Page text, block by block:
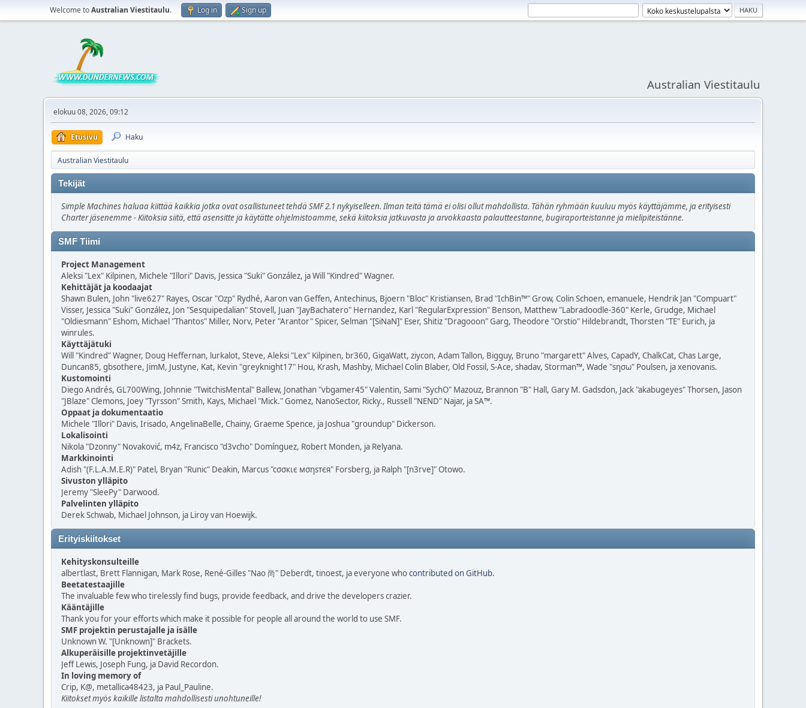
Welcome toAustralian Viestitaulu. Log in Sign up
Australian Viestitaulu
elokuu 08, 2026, 09:12
Etusivu Haku
Australian Viestitaulu
Tekijät
Simple Machines haluaa kiittää kaikkia jotka ovat osallistuneet tehdä SMF 2.1 nykyiselleen. Ilman teitä tämä ei olisi ollut mahdollista. Tähän ryhmään kuuluu myös käyttäjämme, ja erityisesti
Charter jäsenemme - Kiitoksia siitä, että asensitte ja käytätte ohjelmistoamme, sekä kiitoksia jatkuvasta ja arvokkaasta palautteestanne, bugiraporteistanne ja mielipiteistänne.
SMF Tiimi
Project Management
Aleksi "Lex" Kilpinen, Michele "Illori" Davis, Jessica "Suki" González, ja Will "Kindred" Wagner.
Kehittäjät ja koodaajat
Shawn Bulen, John "live627" Rayes, Oscar "Ozp" Rydhé, Aaron van Geffen, Antechinus, Bjoern "Bloc" Kristiansen, Brad "IchBin™" Grow, Colin Schoen, emanuele, Hendrik Jan "Compuart"
Visser, Jessica "Suki" González, Jon "Sesquipedalian" Stovell, Juan "JayBachatero" Hernandez, Karl "RegularExpression" Benson, Matthew "Labradoodle-360" Kerle, Grudge, Michael
"Oldiesmann" Eshom, Michael "Thantos" Miller, Norv, Peter "Arantor" Spicer, Selman "[SiNaN]" Eser, Shitiz "Dragooon" Garg, Theodore "Orstio" Hildebrandt, Thorsten "TE" Eurich, ja
winrules.
Käyttäjätuki
Will "Kindred" Wagner, Doug Heffernan, lurkalot, Steve, Aleksi "Lex" Kilpinen, br360, GigaWatt, ziycon, Adam Tallon, Bigguy, Bruno "margarett" Alves, CapadY, ChalkCat, Chas Large,
Duncan85, gbsothere, JimM, Justyne, Kat, Kevin "greyknight17" Hou, Krash, Mashby, Michael Colin Blaber, Old Fossil, S-Ace, shadav, Storman™, Wade "sησω" Poulsen, ja xenovanis.
Kustomointi
Diego Andrés, GL700Wing, Johnnie "TwitchisMental" Ballew, Jonathan "vbgamer45" Valentin, Sami "SychO" Mazouz, Brannon "B" Hall, Gary M. Gadsdon, Jack "akabugeyes" Thorsen, Jason
"JBlaze" Clemons, Joey "Tyrsson" Smith, Kays, Michael "Mick." Gomez, NanoSector, Ricky., Russell "NEND" Najar, ja SA™.
Oppaat ja dokumentaatio
Michele "Illori" Davis, Irisado, AngelinaBelle, Chainy, Graeme Spence, ja Joshua "groundup" Dickerson.
Lokalisointi
Nikola "Dzonny" Novaković, m4z, Francisco "d3vcho" Domínguez, Robert Monden, ja Relyana.
Markkinointi
Adish "(F.L.A.M.E.R)" Patel, Bryan "Runic" Deakin, Marcus "cσσкιє мσηѕтєя" Forsberg, ja Ralph "[n3rve]" Otowo.
Sivuston ylläpito
Jeremy "SleePy" Darwood.
Palvelinten ylläpito
Derek Schwab, Michael Johnson, ja Liroy van Hoewijk.
Erityiskiitokset
Kehityskonsulteille
albertlast, Brett Flannigan, Mark Rose, René-Gilles "Nao 尚" Deberdt, tinoest, ja everyone whocontributed on GitHub.
Beetatestaajille
The invaluable few who tirelessly find bugs, provide feedback, and drive the developers crazier.
Kääntäjille
Thank you for your efforts which make it possible for people all around the world to use SMF.
SMF projektin perustajalle ja isälle
Unknown W. "[Unknown]" Brackets.
Alkuperäisille projektinvetäjille
Jeff Lewis, Joseph Fung, ja David Recordon.
In loving memory of
Crip, K@, metallica48423, ja Paul_Pauline.
Kiitokset myös kaikille listalta mahdollisesti unohtuneille!